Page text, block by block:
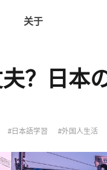
关于
？日本
#日本語学習 #外国人生活